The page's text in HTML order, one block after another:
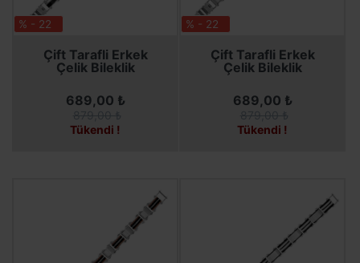
% - 22
Çift Tarafli Erkek
Çelik Bileklik
SEPETE EKLE
689,00 ₺
Tükendi !
% - 22
Çift Tarafli Erkek
Çelik Bileklik
SEPETE EKLE
689,00 ₺
Tükendi !